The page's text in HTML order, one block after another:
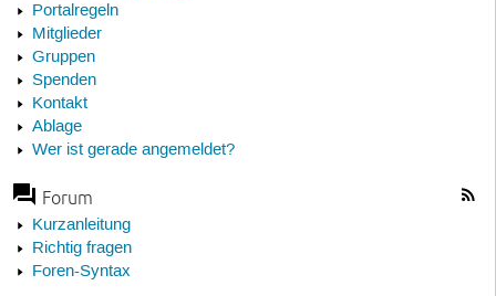
Portalregeln
Mitglieder
Gruppen
Spenden
Kontakt
Ablage
Wer ist gerade angemeldet?
Forum
Kurzanleitung
Richtig fragen
Foren-Syntax